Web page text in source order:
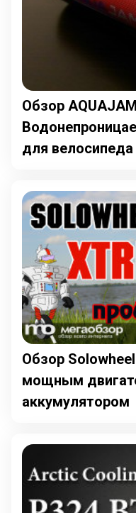
Обзор
для велосипеда
Обзор
мощным
аккумулятором